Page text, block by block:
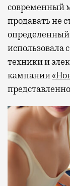
современный
продавать не
использовала
техники и
кампании